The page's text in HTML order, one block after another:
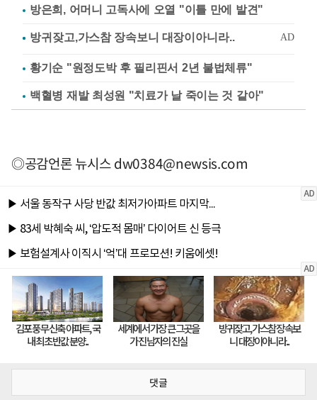
방은희, 어머니 고독사에 오열 "이틀 만에 발견"
황기순 "원정도박 후 필리핀서 2년 불법체류"
백혈병 재발 최성원 "치료가 날 죽이는 것 같아"
◎공감언론 뉴시스dw0384@newsis.com
댓글